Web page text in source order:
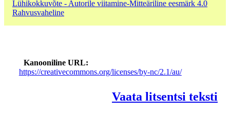
Lühikokkuvõte - Autorile viitamine-Mitteäriline eesmärk 4.0
Rahvusvaheline
Kanooniline URL
https://creativecommons.org/licenses/by-nc/2.1/au/
Vaata litsentsi teksti